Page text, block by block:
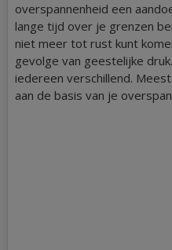
overspannenheid een
lange tijd over je grenzen
niet meer tot rust kunt
gevolge van geestelijke
iedereen verschillend.
aan de basis van je